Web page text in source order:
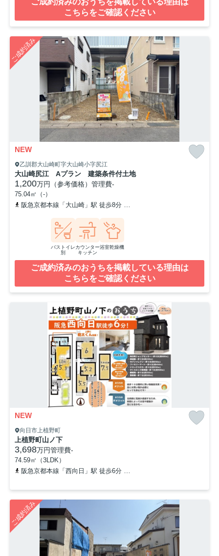
こちらをご確認ください
ご成約済み
NEW
乙訓郡大山崎町字大山崎小字尻江
大山崎尻江 Aプラン 建築条件付土地
1,200万円（参考価格） 管理費-
75.04㎡（-）
阪急京都本線「大山崎」駅 徒歩8分
バストイレ
別
カウンター
キッチン
浴室乾燥機
ご成約済みのおうちを掲載している理由は
こちらをご確認ください
NEW
向日市上植野町
上植野町山ノ下
3,698万円管理費-
74.59㎡（3LDK）
阪急京都本線「西向日」駅 徒歩6分
ご成約済み